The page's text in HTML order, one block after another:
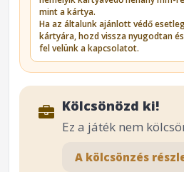
mint a kártya.
Ha az általunk ajánlott védő
kártyára, hozd vissza nyugodtan
fel velünk a kapcsolatot.
Kölcsönözd ki!
Ez a játék nem
A kölcsönzés